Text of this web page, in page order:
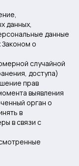
данных,
данные
Законом о
случайной
доступа)
прав
выявления
орган о
в
в связи с